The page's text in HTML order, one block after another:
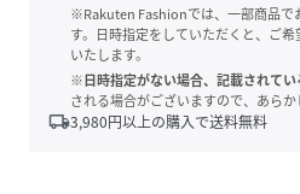
※Rakuten Fashionでは、一部商品で
す。日時指定をしていただくと、ご
いたします。
※日時指定がない場合、記載されて
される場合がございますので、あらか
local_shipping3,980円以上の購入で送料無料